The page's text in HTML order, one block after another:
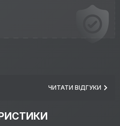
ЧИТАТИ ВІДГУКИ